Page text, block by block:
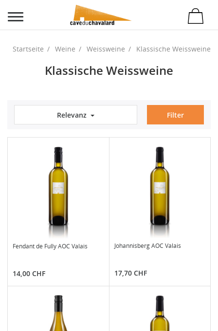
Startseite Weine Weissweine Klassische Weissweine
Klassische Weissweine
Relevanz Filter
Fendant de Fully AOC Valais
Preis
14,00 CHF
Johannisberg AOC Valais
Preis
17,70 CHF